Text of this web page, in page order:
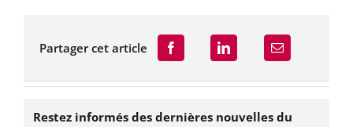
Partager cet article
Restez informés des dernières nouvelles du